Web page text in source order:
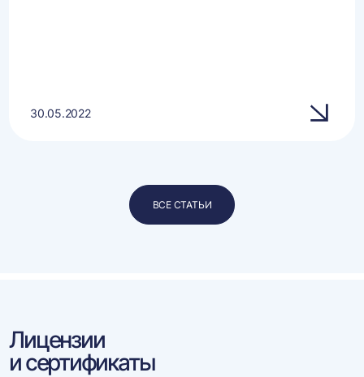
30.05.2022
ВСЕ СТАТЬИ
Лицензии
и сертификаты